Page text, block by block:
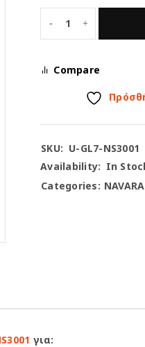
Compare
SKU: U-GL7-NS3001
Availability: In
Categories:
για: